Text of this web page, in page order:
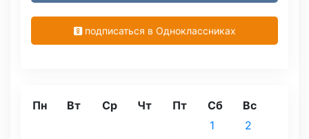
подписаться в Одноклассниках
Пн Вт Ср Чт Пт Сб Вс
1
2